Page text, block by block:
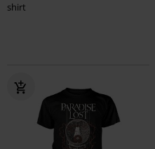
shirt